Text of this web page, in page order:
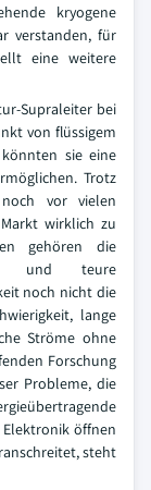
kryogene
verstanden, für
eine weitere
Supraleiter bei
von flüssigem
sie eine
Trotz
vor vielen
wirklich zu
gehören die
und teure
noch nicht die
lange
Ströme ohne
Forschung
Probleme, die
öffnen
steht